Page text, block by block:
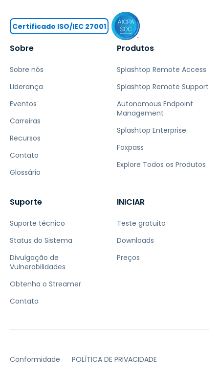
Sobre
Sobre nós
Liderança
Eventos
Carreiras
Recursos
Contato
Glossário
Produtos
Splashtop Remote Access
Splashtop Remote Support
Autonomous Endpoint
Management
Splashtop Enterprise
Foxpass
Explore Todos os Produtos
Suporte
Suporte técnico
Status do Sistema
Divulgação de
Vulnerabilidades
Obtenha o Streamer
Contato
INICIAR
Teste gratuito
Downloads
Preços
Certificado ISO/IEC 27001
Conformidade POLÍTICA DE PRIVACIDADE